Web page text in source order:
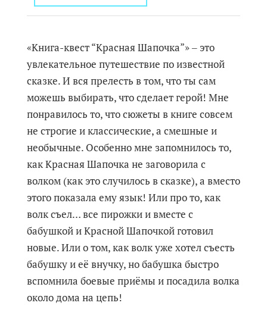
«Книга-квест “Красная Шапочка”» ‒ это
увлекательное путешествие по известной
сказке. И вся прелесть в том, что ты сам
можешь выбирать, что сделает герой! Мне
понравилось то, что сюжеты в книге совсем
не строгие и классические, а смешные и
необычные. Особенно мне запомнилось то,
как Красная Шапочка не заговорила с
волком (как это случилось в сказке), а вместо
этого показала ему язык! Или про то, как
волк съел… все пирожки и вместе с
бабушкой и Красной Шапочкой готовил
новые. Или о том, как волк уже хотел съесть
бабушку и её внучку, но бабушка быстро
вспомнила боевые приёмы и посадила волка
около дома на цепь!